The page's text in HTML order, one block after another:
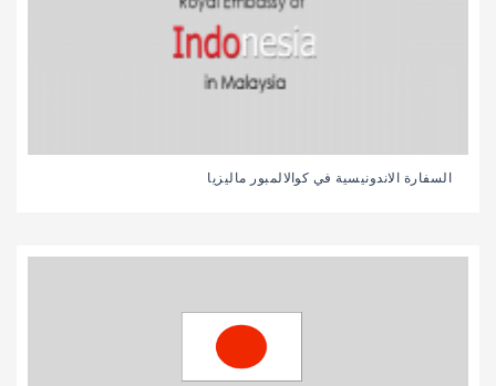
السفارة الاندونيسية في كوالالمبور ماليزيا